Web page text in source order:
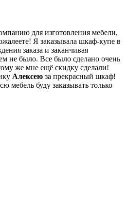
для изготовления мебели,
Я заказывала шкаф-купе в
заказа и заканчивая
не было. Все было сделано очень
же мне ещё скидку сделали!
Алексею за прекрасный шкаф!
мебель буду заказывать только